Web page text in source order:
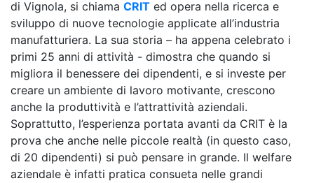
di Vignola, si chiama CRIT ed opera nella ricerca e
sviluppo di nuove tecnologie applicate all’industria
manufatturiera. La sua storia – ha appena celebrato i
primi 25 anni di attività - dimostra che quando si
migliora il benessere dei dipendenti, e si investe per
creare un ambiente di lavoro motivante, crescono
anche la produttività e l’attrattività aziendali.
Soprattutto, l’esperienza portata avanti da CRIT è la
prova che anche nelle piccole realtà (in questo caso,
di 20 dipendenti) si può pensare in grande. Il welfare
aziendale è infatti pratica consueta nelle grandi